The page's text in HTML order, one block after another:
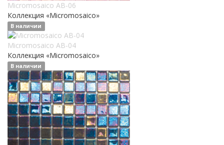
Micromosaico AB-06
Коллекция «Micromosaico»
В наличии
Micromosaico AB-04
Коллекция «Micromosaico»
В наличии